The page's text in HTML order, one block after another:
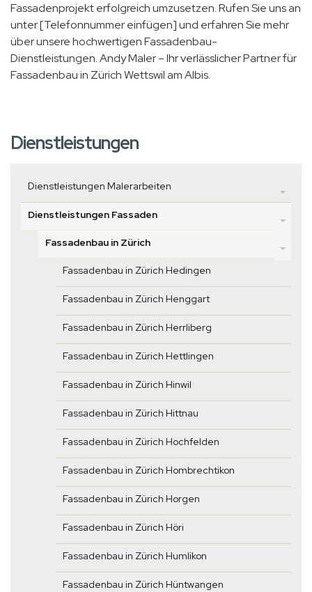
Fassadenprojekt erfolgreich umzusetzen. Rufen Sie uns an
unter [Telefonnummer einfügen] und erfahren Sie mehr
über unsere hochwertigen Fassadenbau-
Dienstleistungen. Andy Maler – Ihr verlässlicher Partner für
Fassadenbau in Zürich Wettswil am Albis.
Dienstleistungen
Dienstleistungen Malerarbeiten
Dienstleistungen Fassaden
Fassadenbau in Zürich
Fassadenbau in Zürich Hedingen
Fassadenbau in Zürich Henggart
Fassadenbau in Zürich Herrliberg
Fassadenbau in Zürich Hettlingen
Fassadenbau in Zürich Hinwil
Fassadenbau in Zürich Hittnau
Fassadenbau in Zürich Hochfelden
Fassadenbau in Zürich Hombrechtikon
Fassadenbau in Zürich Horgen
Fassadenbau in Zürich Höri
Fassadenbau in Zürich Humlikon
Fassadenbau in Zürich Hüntwangen